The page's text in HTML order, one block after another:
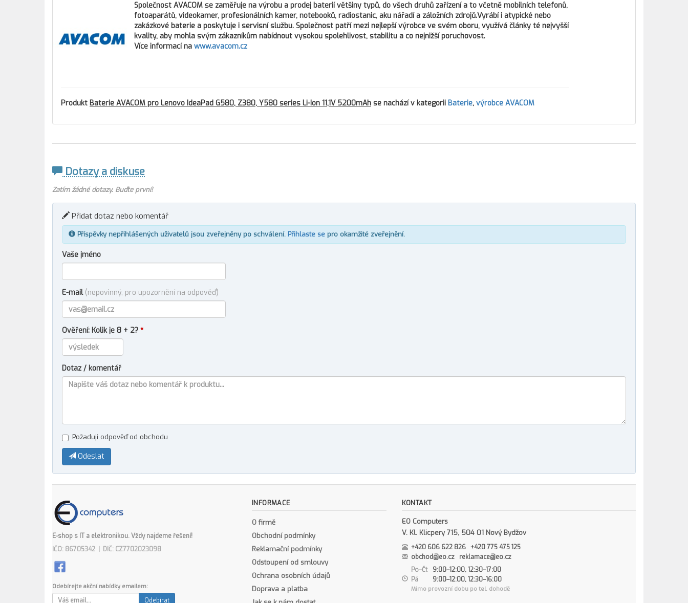
Společnost AVACOM se zaměřuje na výrobu a prodej baterií většiny typů, do všech druhů zařízení a to včetně mobilních telefonů,
fotoaparátů, videokamer, profesionálních kamer, notebooků, radiostanic, aku nářadí a záložních zdrojů.Vyrábí i atypické nebo
zakázkové baterie a poskytuje i servisní službu. Společnost patří mezi nejlepší výrobce ve svém oboru, využívá články té nejvyšší
kvality, aby mohla svým zákazníkům nabídnout vysokou spolehlivost, stabilitu a co nejnižší poruchovost.
Více informací na www.avacom.cz
Produkt Baterie AVACOM pro Lenovo IdeaPad G580, Z380, Y580 series Li-Ion 11,1V 5200mAh se nachází v kategorii Baterie, výrobce AVACOM
Dotazy a diskuse
Zatím žádné dotazy. Buďte první!
Přidat dotaz nebo komentář
Příspěvky nepřihlášených uživatelů jsou zveřejněny po schválení. Přihlaste se pro okamžité zveřejnění.
Vaše jméno
E-mail (nepovinný, pro upozornění na odpověď)
Ověření: Kolik je 8 + 2? *
Dotaz / komentář
Požaduji odpověď od obchodu
Odeslat
E-shop s IT a elektronikou. Vždy najdeme řešení!
IČO: 86705342 | DIČ: CZ7702023098
Odebírejte akční nabídky emailem:
Odebírat
INFORMACE
O firmě
Obchodní podmínky
Reklamační podmínky
Odstoupení od smlouvy
Ochrana osobních údajů
Doprava a platba
KONTAKT
EO Computers
V. Kl. Klicpery 715, 504 01 Nový Bydžov
+420 606 622 826 +420 775 475 125
obchod@eo.cz
reklamace@eo.cz
Po–Čt
9:00–12:00, 12:30–17:00
Pá
9:00–12:00, 12:30–16:00
Mimo provozní dobu po tel. dohodě